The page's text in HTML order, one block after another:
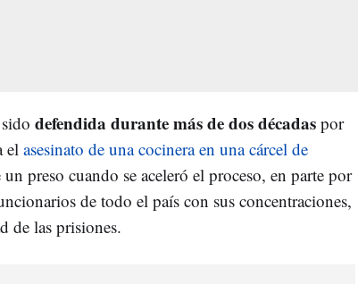
defendida durante más de dos décadas por
el asesinato de una cocinera en una cárcel de
preso cuando se aceleró el proceso, en parte por
de todo el país con sus concentraciones,
de las prisiones.